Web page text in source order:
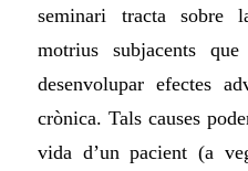
seminari tracta sobre
motrius subjacents
desenvolupar efectes
crònica. Tals causes
vida d’un pacient (a